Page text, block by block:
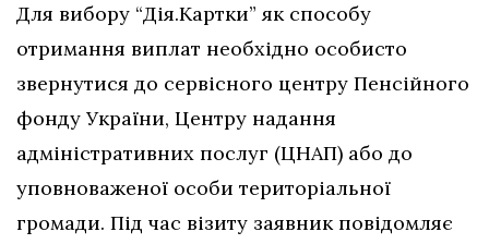
Для вибору “Дія.Картки” як способу
отримання виплат необхідно особисто
звернутися до сервісного центру Пенсійного
фонду України, Центру надання
адміністративних послуг (ЦНАП) або до
уповноваженої особи територіальної
громади. Під час візиту заявник повідомляє